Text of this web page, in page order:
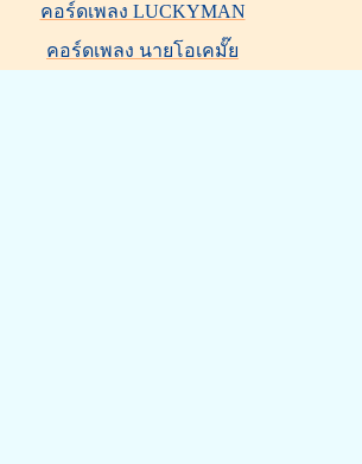
คอร์ดเพลง LUCKYMAN
คอร์ดเพลง นายโอเคมั๊ย